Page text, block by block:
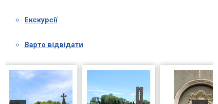
Екскурсії
Варто відвідати